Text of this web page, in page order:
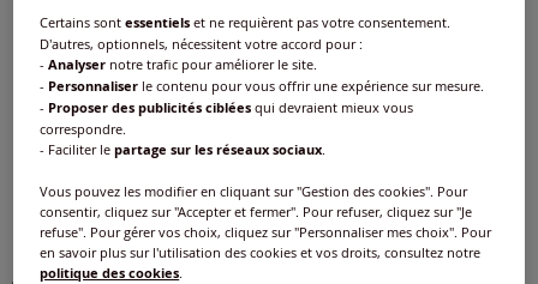
Chemisier long affinant
Réf : 151.144.092
Couleur :rouge
Choisir une couleur :
Certains sontessentiels et ne requièrent pas votre consentement.
D'autres, optionnels, nécessitent votre accord pour :
-Analyser notre trafic pour améliorer le site.
- Personnaliser le contenu pour vous offrir une expérience sur mesure.
- Proposer des publicités ciblées qui devraient mieux vous
correspondre.
- Faciliter lepartage sur les réseaux sociaux
Vous pouvez les modifier en cliquant sur "Gestion des cookies". Pour
consentir, cliquez sur "Accepter et fermer". Pour refuser, cliquez sur "Je
refuse". Pour gérer vos choix, cliquez sur "Personnaliser mes choix". Pour
en savoir plus sur l'utilisation des cookies et vos droits, consultez notre
politique des cookies